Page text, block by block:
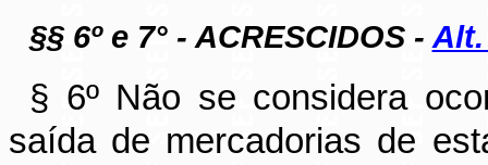
§§ 6º e 7° - ACRESCIDOS - Alt.
§ 6º Não se considera
saída de mercadorias de